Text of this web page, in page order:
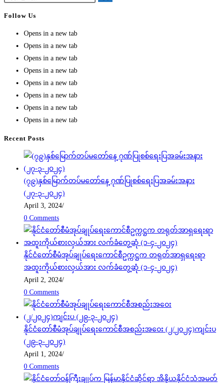
Follow Us
Opens in a new tab
Opens in a new tab
Opens in a new tab
Opens in a new tab
Opens in a new tab
Opens in a new tab
Opens in a new tab
Opens in a new tab
Recent Posts
(၇၉)နှစ်မြောက်တပ်မတော်နေ့ ဂုဏ်ပြုစစ်ရေးပြအခမ်းအနား
(၂၇-၃-၂၀၂၄)
April 3, 2024/
0 Comments
နိုင်ငံတော်စီမံအုပ်ချုပ်ရေးကောင်စီဥက္ကဋ္ဌက တရုတ်အာရှရေးရာ
အထူးကိုယ်စားလှယ်အား လက်ခံတွေ့ဆုံ (၁-၄-၂၀၂၄)
April 2, 2024/
0 Comments
နိုင်ငံတော်စီမံအုပ်ချုပ်ရေးကောင်စီအစည်းအဝေး (၂/၂၀၂၄)ကျင်းပ
(၂၉-၃-၂၀၂၄)
April 1, 2024/
0 Comments